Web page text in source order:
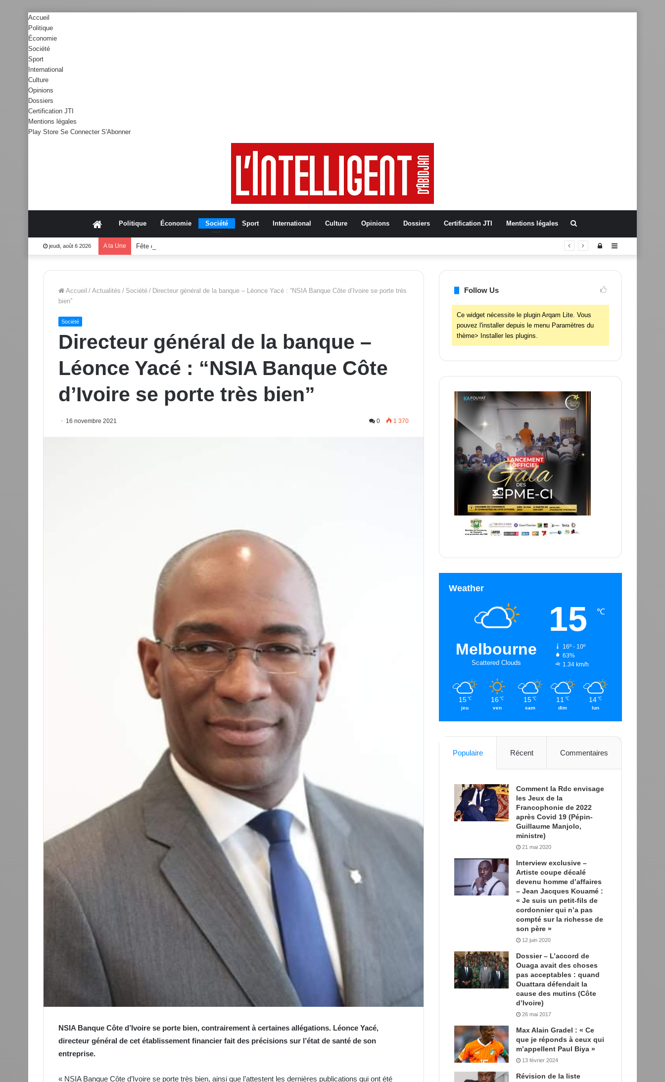
Accueil
Politique
Économie
Société
Sport
International
Culture
Opinions
Dossiers
Certification JTI
Mentions légales
Play Store Se Connecter S'Abonner
AccueilPolitique Économie Société Sport International Culture Opinions Dossiers Certification JTI Mentions légales
jeudi, août 6 2026 A la Une Fête des mères 2026:Moussa Traoré Koudougou rend hommage aux femmes de Morondo Sidebar
Connexion
Accueil / Actualités / Société / Directeur général de la banque – Léonce Yacé : “NSIA Banque Côte d’Ivoire se porte très
bien”
Société
Directeur général de la banque –
Léonce Yacé : “NSIA Banque Côte
d’Ivoire se porte très bien”
16 novembre 2021 0 1 370
NSIA Banque Côte d’Ivoire se porte bien, contrairement à certaines allégations. Léonce Yacé,
directeur général de cet établissement financier fait des précisions sur l’état de santé de son
entreprise.
« NSIA Banque Côte d’Ivoire se porte très bien, ainsi que l’attestent les dernières publications qui ont été
Follow Us
Ce widget nécessite le plugin Arqam Lite. Vous
pouvez l'installer depuis le menu Paramètres du
thème> Installer les plugins.
Weather
Melbourne
Scattered Clouds
15 ℃
16º - 10º
63%
1.34 km/h
15 ℃
jeu
16 ℃
ven
15 ℃
sam
11 ℃
dim
14 ℃
lun
Populaire Récent Commentaires
Comment la Rdc envisage
les Jeux de la
Francophonie de 2022
après Covid 19 (Pépin-
Guillaume Manjolo,
ministre)
21 mai 2020
Interview exclusive –
Artiste coupe décalé
devenu homme d’affaires
– Jean Jacques Kouamé :
« Je suis un petit-fils de
cordonnier qui n’a pas
compté sur la richesse de
son père »
12 juin 2020
Dossier – L’accord de
Ouaga avait des choses
pas acceptables : quand
Ouattara défendait la
cause des mutins (Côte
d’Ivoire)
26 mai 2017
Max Alain Gradel : « Ce
que je réponds à ceux qui
m’appellent Paul Biya »
13 février 2024
Révision de la liste